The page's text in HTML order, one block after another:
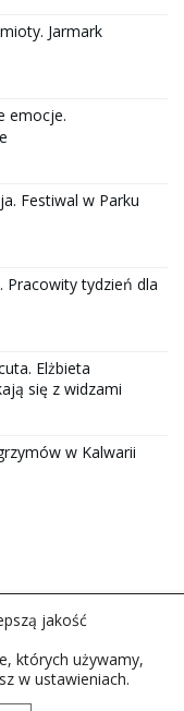
Jarmark
emocje.
Festiwal w Parku
Pracowity tydzień dla
Elżbieta
się z widzami
w Kalwarii
w likwidacj.
jakość
których używamy,
w ustawieniach.